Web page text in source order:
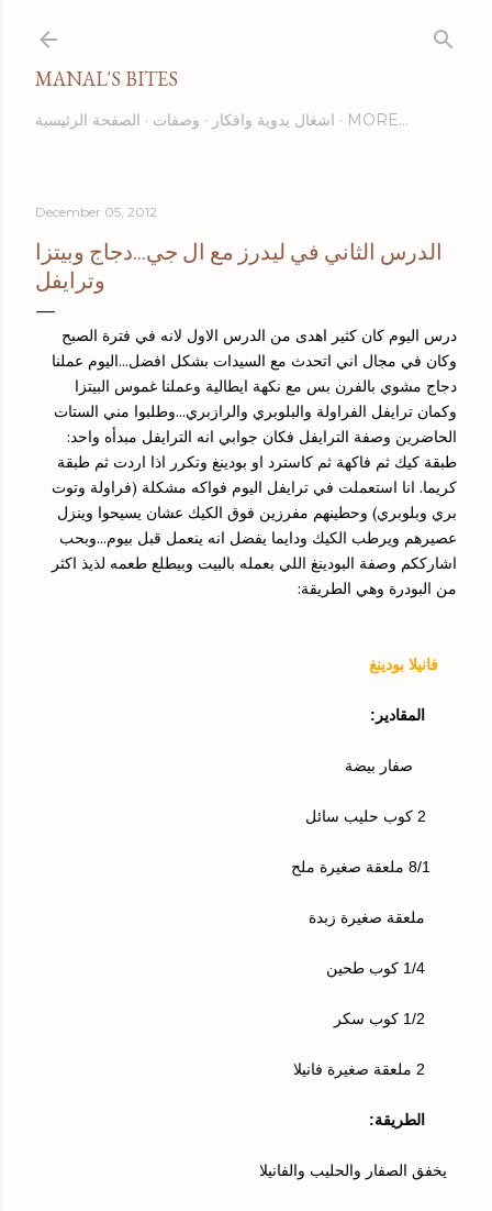
MANAL'S BITES
الصفحة الرئيسية وصفات اشغال يدوية وافكار MORE…
December 05, 2012
الدرس الثاني في ليدرز مع ال جي...دجاج وبيتزا
وترايفل
درس اليوم كان كثير اهدى من الدرس الاول لانه في فترة الصبح
وكان في مجال اني اتحدث مع السيدات بشكل افضل...اليوم عملنا
دجاج مشوي بالفرن بس مع نكهة ايطالية وعملنا غموس البيتزا
وكمان ترايفل الفراولة والبلوبري والرازبري...وطلبوا مني الستات
الحاضرين وصفة الترايفل فكان جوابي انه الترايفل مبدأه واحد:
طبقة كيك ثم فاكهة ثم كاسترد او بودينغ وتكرر اذا اردت ثم طبقة
كريما. انا استعملت في ترايفل اليوم فواكه مشكلة (فراولة وتوت
بري وبلوبري) وحطينهم مفرزين فوق الكيك عشان يسيحوا وينزل
عصيرهم ويرطب الكيك ودايما يفضل انه ينعمل قبل بيوم...وبحب
اشارككم وصفة البودينغ اللي بعمله بالبيت وبيطلع طعمه لذيذ اكثر
من البودرة وهي الطريقة:
فانيلا بودينغ
المقادير:
صفار بيضة
2 كوب حليب سائل
8/1 ملعقة صغيرة ملح
ملعقة صغيرة زبدة
1/4 كوب طحين
1/2 كوب سكر
2 ملعقة صغيرة فانيلا
الطريقة:
يخفق الصفار والحليب والفانيلا